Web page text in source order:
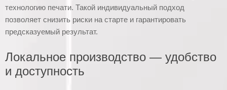
технологию печати. Такой индивидуальный подход
позволяет снизить риски на старте и гарантировать
предсказуемый результат.
Локальное производство — удобство
и доступность